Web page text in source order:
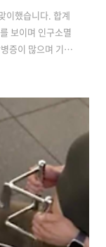
이했습니다. 합계
보이며 인구소멸
증이 많으며 기형
대 후반에서 40대
가 생각하는 것만
년 8월 14일 방
그 진실을 알아봅
라는 말은 나이가
적으로 정확히 고